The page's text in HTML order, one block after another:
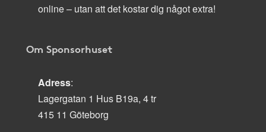
online – utan att det kostar dig något extra!
Om Sponsorhuset
Adress:
Lagergatan 1 Hus B19a, 4 tr
415 11 Göteborg